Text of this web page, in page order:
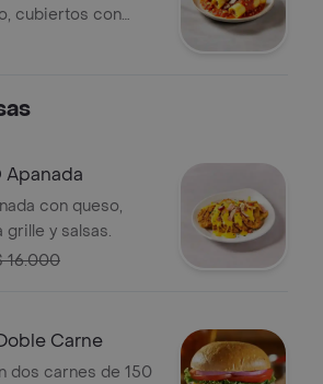
cubiertos con
en salsa
Apanada
con queso,
grille y salsas.
16.000
Carne
dos carnes de 150